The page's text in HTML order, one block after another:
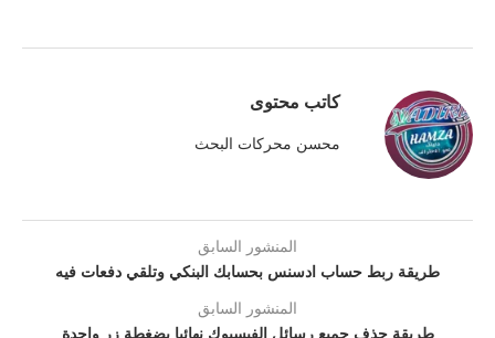
كاتب محتوى
محسن محركات البحث
المنشور السابق
طريقة ربط حساب ادسنس بحسابك البنكي وتلقي دفعات فيه
المنشور السابق
طريقة حذف جميع رسائل الفيسبوك نهائيا بضغطة زر واحدة